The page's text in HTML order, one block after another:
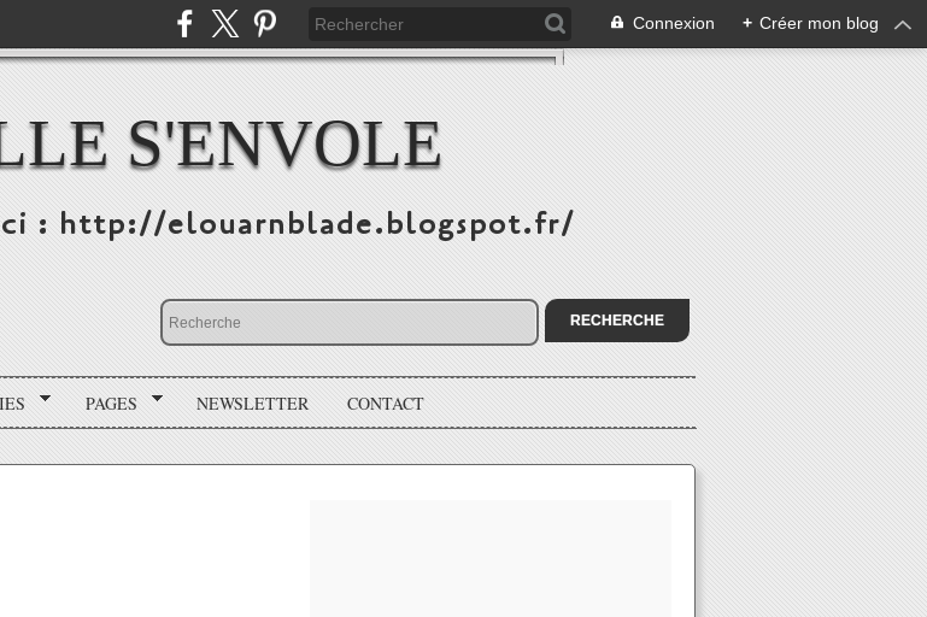
Connexion + Créer mon blog
S'ENVOLE
: http://elouarnblade.blogspot.fr/
PAGES NEWSLETTER CONTACT